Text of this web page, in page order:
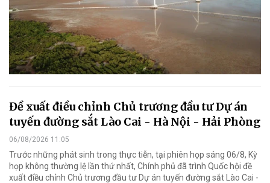
Đề xuất điều chỉnh Chủ trương đầu tư Dự án
tuyến đường sắt Lào Cai - Hà Nội - Hải Phòng
06/08/2026 11:05
Trước những phát sinh trong thực tiễn, tại phiên họp sáng 06/8, Kỳ
họp không thường lệ lần thứ nhất, Chính phủ đã trình Quốc hội đề
xuất điều chỉnh Chủ trương đầu tư Dự án tuyến đường sắt Lào Cai -